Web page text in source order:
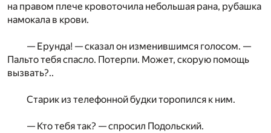
на правом плече кровоточила небольшая рана, рубашка
намокала в крови.
— Ерунда! — сказал он изменившимся голосом. —
Пальто тебя спасло. Потерпи. Может, скорую помощь
вызвать?..
Старик из телефонной будки торопился к ним.
— Кто тебя так? — спросил Подольский.